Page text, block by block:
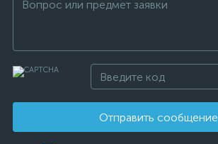
Отправить сообщение